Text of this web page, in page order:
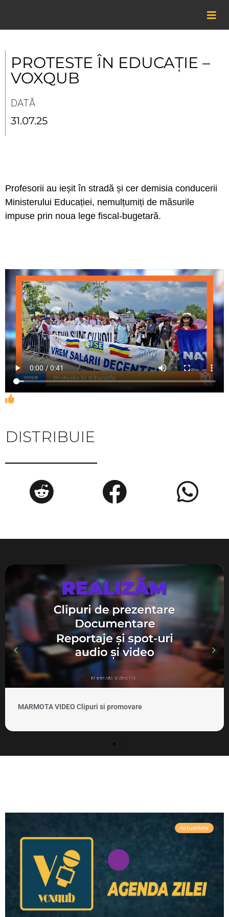
content
PROTESTE ÎN EDUCAȚIE –
VOXQUB
DATĂ
31.07.25
Profesorii au ieșit în stradă și cer demisia conducerii
Ministerului Educației, nemulțumiți de măsurile
impuse prin noua lege fiscal-bugetară.
DISTRIBUIE
MARMOTA VIDEO Clipuri si promovare
Actualitate